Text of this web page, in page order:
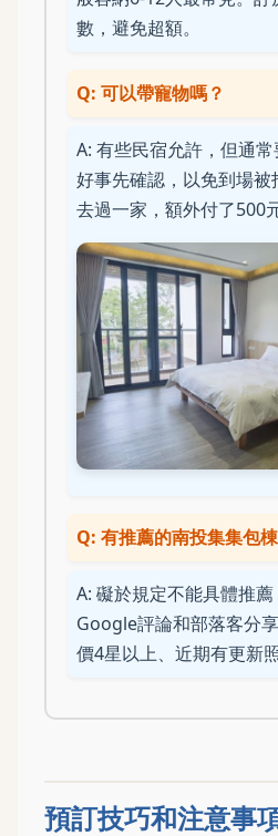
數，避免超額。
Q: 可以帶寵物嗎？
A: 有些民宿允許，但通
好事先確認，以免到場
去過一家，額外付了500元
Q: 有推薦的南投集集包
A: 礙於規定不能具體推
Google評論和部落客分
價4星以上、近期有更新
預訂技巧和注意事